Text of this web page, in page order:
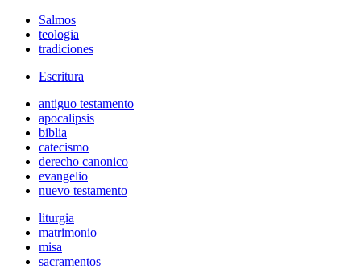
Salmos
teologia
tradiciones
Escritura
antiguo testamento
apocalipsis
biblia
catecismo
derecho canonico
evangelio
nuevo testamento
liturgia
matrimonio
misa
sacramentos